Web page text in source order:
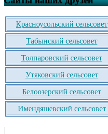
Красноусольский сельсовет
Табынский сельсовет
Толпаровский сельсовет
Утяковский сельсовет
Белоозерский сельсовет
Имендяшевский сельсовет